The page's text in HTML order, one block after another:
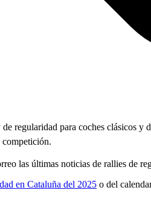
regularidad para coches clásicos
competición.
las últimas noticias de rallies de
en Cataluña del 2025 o del